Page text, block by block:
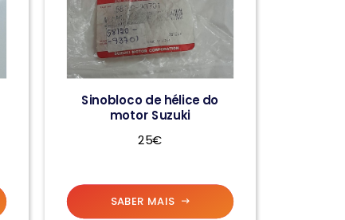
Sinobloco de hélice do
motor Suzuki
25€
SABER MAIS